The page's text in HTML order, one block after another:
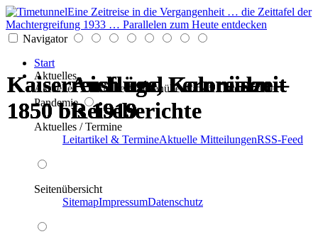
Eine Zeitreise in die Vergangenheit … die Zeittafel der
Machtergreifung 1933 … Parallelen zum Heute entdecken
Navigator
Start
Aktuelles
Aktuelles * Termine * Seitenüberblick * Chronik einer
Pandemie
Aktuelles / Termine
Leitartikel & TermineAktuelle MitteilungenRSS-Feed
Seitenübersicht
SitemapImpressumDatenschutz
Kaiserreich und Kolonialzeit
1850 bis 1919
Ausflüge, Fernreisen –
Reiseberichte
Kaiserreich und Kolonialzeit
1850 bis 1919
Kaiserreich und Kolonialzeit
1850 bis 1919
Ausflüge, Fernreisen –
Reiseberichte
Kaiserreich und Kolonialzeit
1850 bis 1919